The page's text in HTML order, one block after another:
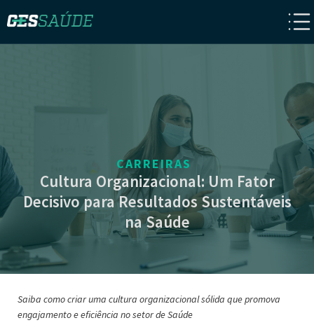
CARREIRAS
Cultura Organizacional: Um Fator
Decisivo para Resultados Sustentáveis
na Saúde
Saiba como criar uma cultura organizacional sólida que promova
engajamento e eficiência no setor de Saúde